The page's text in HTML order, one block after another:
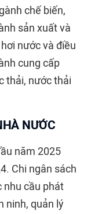
chế biến,
sản xuất và
nước và điều
cung cấp
thải, nước thải
NƯỚC
năm 2025
Chi ngân sách
nhu cầu phát
ninh, quản lý